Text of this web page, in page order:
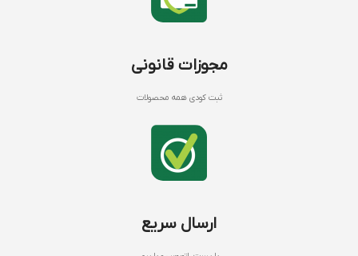
مجوزات قانونی
ثبت کودی همه محصولات
ارسال سریع